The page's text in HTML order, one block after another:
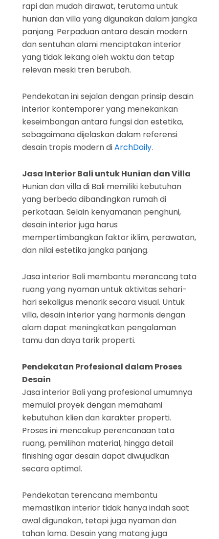
rapi dan mudah dirawat, terutama untuk
hunian dan villa yang digunakan dalam jangka
panjang. Perpaduan antara desain modern
dan sentuhan alami menciptakan interior
yang tidak lekang oleh waktu dan tetap
relevan meski tren berubah.
Pendekatan ini sejalan dengan prinsip desain
interior kontemporer yang menekankan
keseimbangan antara fungsi dan estetika,
sebagaimana dijelaskan dalam referensi
desain tropis modern diArchDaily.
Jasa Interior Bali untuk Hunian dan Villa
Hunian dan villa di Bali memiliki kebutuhan
yang berbeda dibandingkan rumah di
perkotaan. Selain kenyamanan penghuni,
desain interior juga harus
mempertimbangkan faktor iklim, perawatan,
dan nilai estetika jangka panjang.
Jasa interior Bali membantu merancang tata
ruang yang nyaman untuk aktivitas sehari-
hari sekaligus menarik secara visual. Untuk
villa, desain interior yang harmonis dengan
alam dapat meningkatkan pengalaman
tamu dan daya tarik properti.
Pendekatan Profesional dalam Proses
Desain
Jasa interior Bali yang profesional umumnya
memulai proyek dengan memahami
kebutuhan klien dan karakter properti.
Proses ini mencakup perencanaan tata
ruang, pemilihan material, hingga detail
finishing agar desain dapat diwujudkan
secara optimal.
Pendekatan terencana membantu
memastikan interior tidak hanya indah saat
awal digunakan, tetapi juga nyaman dan
tahan lama. Desain yang matang juga